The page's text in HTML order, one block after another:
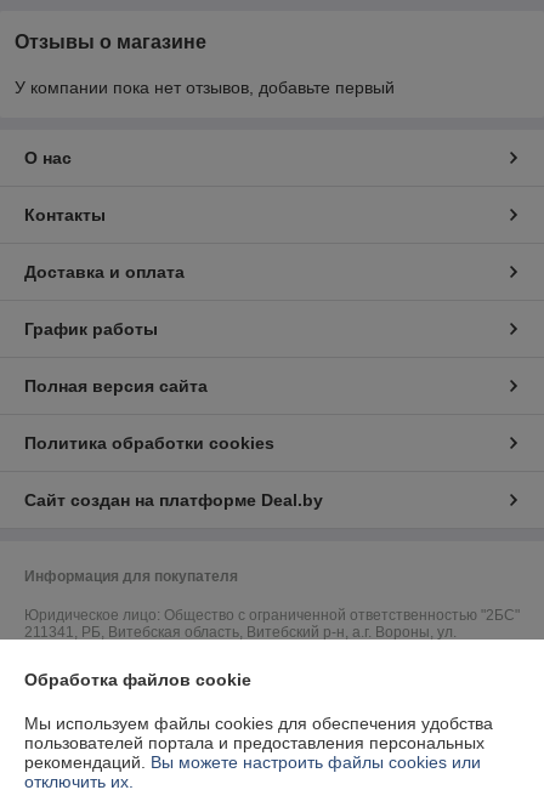
Отзывы о магазине
У компании пока нет отзывов, добавьте первый
О нас
Контакты
Доставка и оплата
График работы
Полная версия сайта
Политика обработки cookies
Сайт создан на платформе Deal.by
Информация для покупателя
Юридическое лицо: Общество с ограниченной ответственностью "2БС"
211341, РБ, Витебская область, Витебский р-н, а.г. Вороны, ул.
Регистрационный номер ЕГР: 391520404
УНП: 391520404
Регистрационный орган: Витебский РИК
Обработка файлов cookie
Мы используем файлы cookies для обеспечения удобства
пользователей портала и предоставления персональных
рекомендаций. Вы можете настроить файлы cookies или
отключить их.